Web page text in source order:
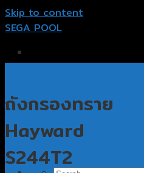
Skip to content
SEGA POOL
ถังกรองทราย
Hayward
S244T2